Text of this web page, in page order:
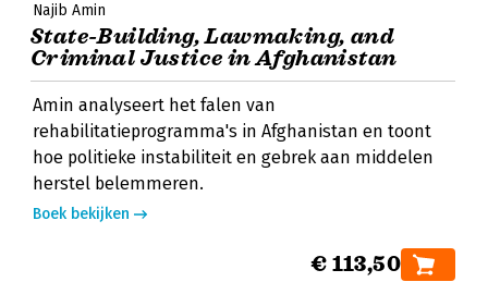
Najib Amin
State-Building, Lawmaking, and
Criminal Justice in Afghanistan
Amin analyseert het falen van
rehabilitatieprogramma's in Afghanistan en toont
hoe politieke instabiliteit en gebrek aan middelen
herstel belemmeren.
Boek bekijken
€ 113,50